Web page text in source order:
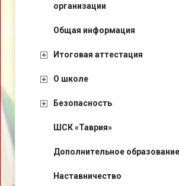
организации
Общая информация
Итоговая аттестация
О школе
Безопасность
ШСК «Таврия»
Дополнительное образование
Наставничество